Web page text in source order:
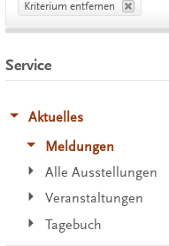
Kriterium entfernen
Service
Aktuelles
Meldungen
Alle Ausstellungen
Veranstaltungen
Tagebuch